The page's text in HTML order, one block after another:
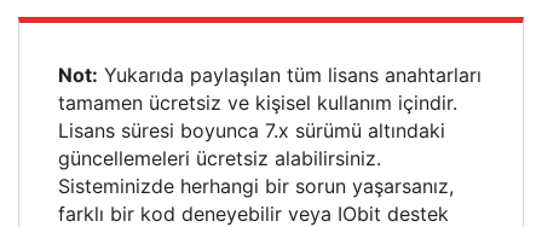
Not: Yukarıda paylaşılan tüm lisans anahtarları
tamamen ücretsiz ve kişisel kullanım içindir.
Lisans süresi boyunca 7.x sürümü altındaki
güncellemeleri ücretsiz alabilirsiniz.
Sisteminizde herhangi bir sorun yaşarsanız,
farklı bir kod deneyebilir veya IObit destek